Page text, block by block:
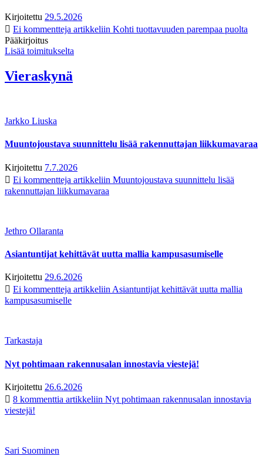
Kirjoitettu 29.5.2026
Ei kommentteja artikkeliin Kohti tuottavuuden parempaa puolta
Pääkirjoitus
Lisää toimitukselta
Vieraskynä
Jarkko Liuska
Muuntojoustava suunnittelu lisää rakennuttajan liikkumavaraa
Kirjoitettu 7.7.2026
Ei kommentteja artikkeliin Muuntojoustava suunnittelu lisää
rakennuttajan liikkumavaraa
Jethro Ollaranta
Asiantuntijat kehittävät uutta mallia kampusasumiselle
Kirjoitettu 29.6.2026
Ei kommentteja artikkeliin Asiantuntijat kehittävät uutta mallia
kampusasumiselle
Tarkastaja
Nyt pohtimaan rakennusalan innostavia viestejä!
Kirjoitettu 26.6.2026
8 kommenttia artikkeliin Nyt pohtimaan rakennusalan innostavia
viestejä!
Sari Suominen